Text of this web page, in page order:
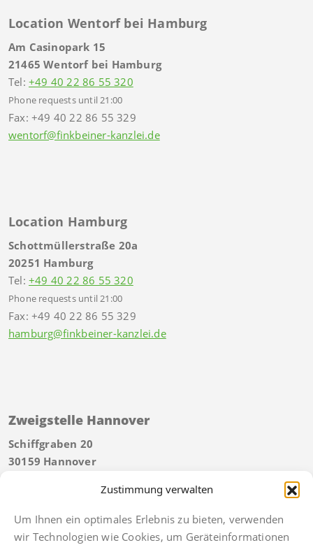
Zustimmung verwalten
Um Ihnen ein optimales Erlebnis zu bieten, verwenden
wir Technologien wie Cookies, um Geräteinformationen
Location Wentorf bei Hamburg
Am Casinopark 15
21465 Wentorf bei Hamburg
Tel: +49 40 22 86 55 320
Phone requests until 21:00
Fax: +49 40 22 86 55 329
wentorf@finkbeiner-kanzlei.de
Location Hamburg
Schottmüllerstraße 20a
20251 Hamburg
Tel: +49 40 22 86 55 320
Phone requests until 21:00
Fax: +49 40 22 86 55 329
hamburg@finkbeiner-kanzlei.de
Zweigstelle Hannover
Schiffgraben 20
30159 Hannover
Telefonische Erreichbarkeit bis 21 Uhr
Fax: +49 511 592934 49
hannover@finkbeiner-kanzlei.de